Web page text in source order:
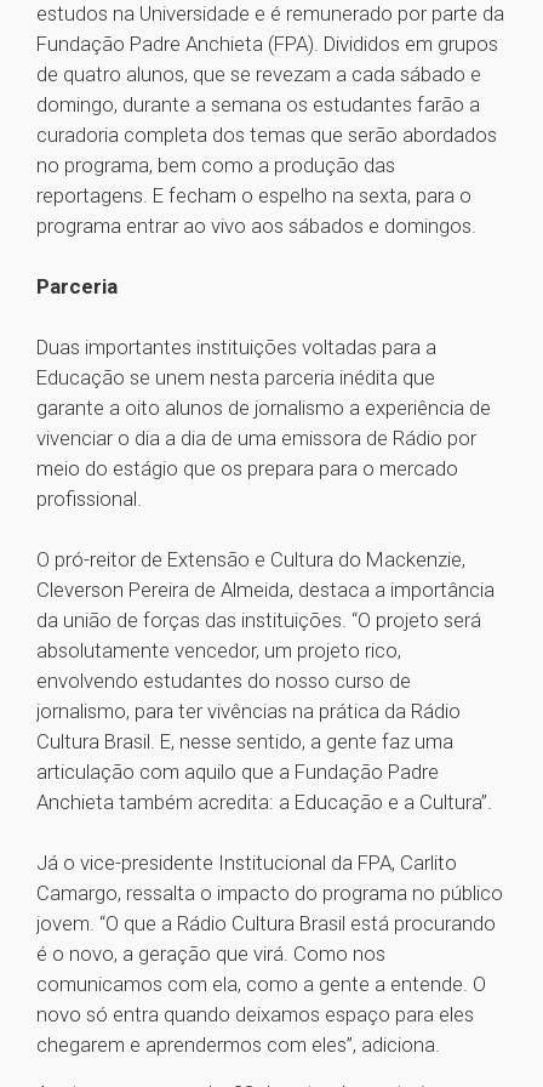
estudos na Universidade e é remunerado por parte da
Fundação Padre Anchieta (FPA). Divididos em grupos
de quatro alunos, que se revezam a cada sábado e
domingo, durante a semana os estudantes farão a
curadoria completa dos temas que serão abordados
no programa, bem como a produção das
reportagens. E fecham o espelho na sexta, para o
programa entrar ao vivo aos sábados e domingos.
Parceria
Duas importantes instituições voltadas para a
Educação se unem nesta parceria inédita que
garante a oito alunos de jornalismo a experiência de
vivenciar o dia a dia de uma emissora de Rádio por
meio do estágio que os prepara para o mercado
profissional.
O pró-reitor de Extensão e Cultura do Mackenzie,
Cleverson Pereira de Almeida, destaca a importância
da união de forças das instituições. “O projeto será
absolutamente vencedor, um projeto rico,
envolvendo estudantes do nosso curso de
jornalismo, para ter vivências na prática da Rádio
Cultura Brasil. E, nesse sentido, a gente faz uma
articulação com aquilo que a Fundação Padre
Anchieta também acredita: a Educação e a Cultura”.
Já o vice-presidente Institucional da FPA, Carlito
Camargo, ressalta o impacto do programa no público
jovem. “O que a Rádio Cultura Brasil está procurando
é o novo, a geração que virá. Como nos
comunicamos com ela, como a gente a entende. O
novo só entra quando deixamos espaço para eles
chegarem e aprendermos com eles”, adiciona.